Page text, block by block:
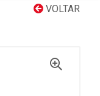
VOLTAR